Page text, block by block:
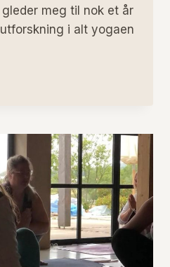
meg til nok et år
i alt yogaen